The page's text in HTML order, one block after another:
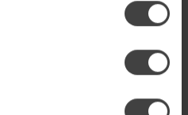
599,00
over dit product?